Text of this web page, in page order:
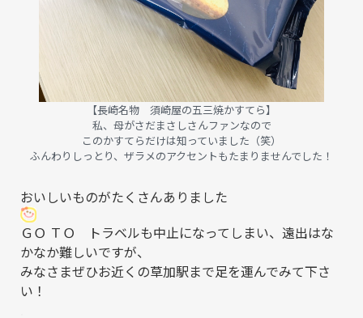
【長崎名物 須崎屋の五三焼かすてら】
私、母がさだまさしさんファンなので
このかすてらだけは知っていました（笑）
ふんわりしっとり、ザラメのアクセントもたまりませんでした！
おいしいものがたくさんありました
ＧＯ ＴＯ トラベルも中止になってしまい、遠出はな
かなか難しいですが、
みなさまぜひお近くの草加駅まで足を運んでみて下さ
い！